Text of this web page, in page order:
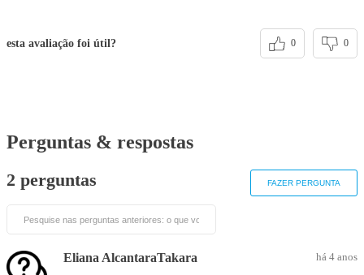
esta avaliação foi útil? 0 0
Perguntas & respostas
2 perguntas FAZER PERGUNTA
Eliana AlcantaraTakara há 4 anos